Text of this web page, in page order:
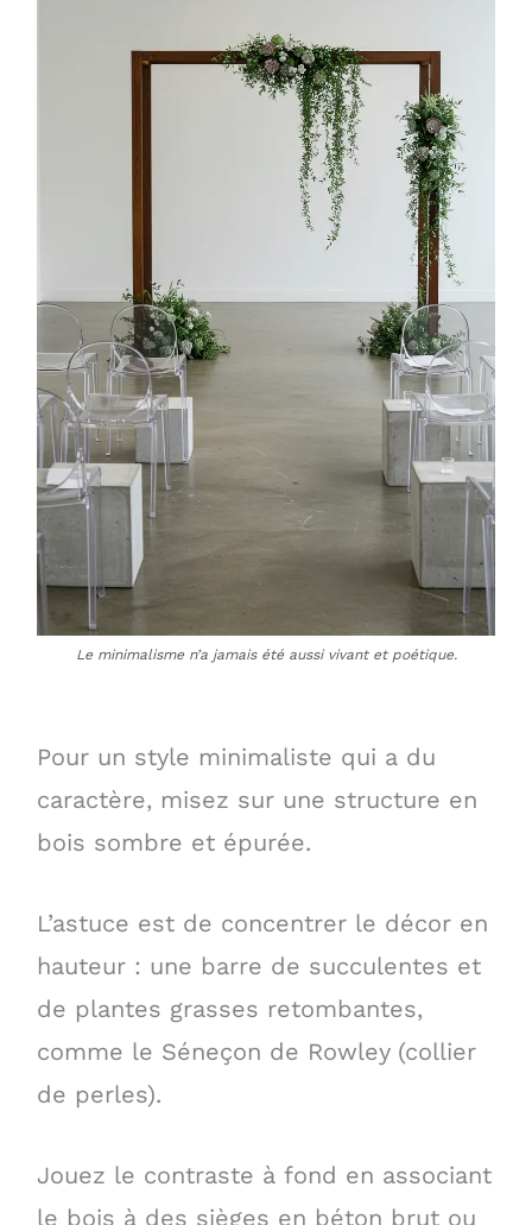
Le minimalisme n’a jamais été aussi vivant et poétique.
Pour un style minimaliste qui a du
caractère, misez sur une structure en
bois sombre et épurée.
L’astuce est de concentrer le décor en
hauteur : une barre de succulentes et
de plantes grasses retombantes,
comme le Séneçon de Rowley (collier
de perles).
Jouez le contraste à fond en associant
le bois à des sièges en béton brut ou